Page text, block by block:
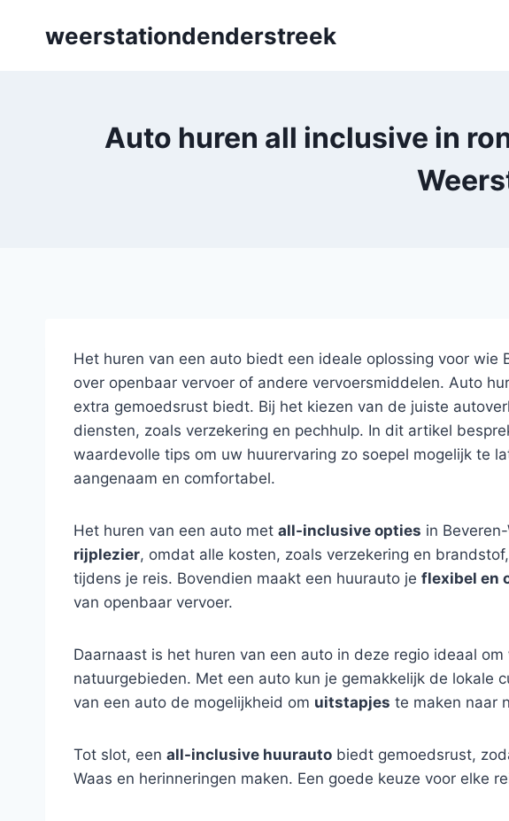
weerstationdenderstreek
Auto huren all inclusive in
Het huren van een auto biedt een ideale oplossing voor
over openbaar vervoer of andere vervoersmiddelen. Auto
extra gemoedsrust biedt. Bij het kiezen van de juiste
diensten, zoals verzekering en pechhulp. In dit artikel
waardevolle tips om uw huurervaring zo soepel mogelijk te
aangenaam en comfortabel.
Het huren van een auto met all-inclusive opties in
rijplezier, omdat alle kosten, zoals verzekering en
tijdens je reis. Bovendien maakt een huurauto je flexibel en
van openbaar vervoer.
Daarnaast is het huren van een auto in deze regio ideaal om
natuurgebieden. Met een auto kun je gemakkelijk de lokale
van een auto de mogelijkheid om uitstapjes te maken naar
Tot slot, een all-inclusive huurauto biedt gemoedsrust,
Waas en herinneringen maken. Een goede keuze voor elke